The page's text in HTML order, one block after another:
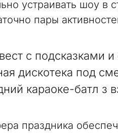
устраивать шоу в
пары
с подсказками
дискотека под
караоке-батл з
праздника